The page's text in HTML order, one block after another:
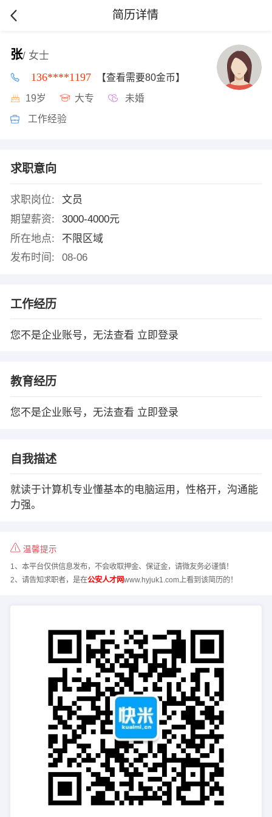
简历详情
张/ 女士
136****1197 【查看需要80金币】
19岁 大专 未婚
工作经验
求职意向
求职岗位:
文员
期望薪资:
3000-4000元
所在地点:
不限区域
发布时间:
08-06
工作经历
您不是企业账号，无法查看 立即登录
教育经历
您不是企业账号，无法查看 立即登录
自我描述
就读于计算机专业懂基本的电脑运用，性格开，沟通能
力强。
温馨提示
1、本平台仅供信息发布，不会收取押金、保证金，请微友务必谨慎！
2、请告知求职者，是在公安人才网www.hyjuk1.com上看到该简历的！